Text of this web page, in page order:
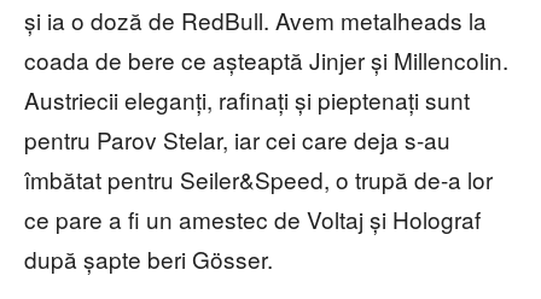
și ia o doză de RedBull. Avem metalheads la
coada de bere ce așteaptă Jinjer și Millencolin.
Austriecii eleganți, rafinați și pieptenați sunt
pentru Parov Stelar, iar cei care deja s-au
îmbătat pentru Seiler&Speed, o trupă de-a lor
ce pare a fi un amestec de Voltaj și Holograf
după șapte beri Gösser.